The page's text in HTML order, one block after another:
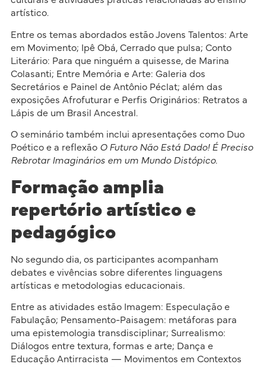
artístico.
Entre os temas abordados estão Jovens Talentos: Arte
em Movimento; Ipê Obá, Cerrado que pulsa; Conto
Literário: Para que ninguém a quisesse, de Marina
Colasanti; Entre Memória e Arte: Galeria dos
Secretários e Painel de Antônio Péclat; além das
exposições Afrofuturar e Perfis Originários: Retratos a
Lápis de um Brasil Ancestral.
O seminário também inclui apresentações como Duo
Poético e a reflexão O Futuro Não Está Dado! É Preciso
Rebrotar Imaginários em um Mundo Distópico.
Formação amplia
repertório artístico e
pedagógico
No segundo dia, os participantes acompanham
debates e vivências sobre diferentes linguagens
artísticas e metodologias educacionais.
Entre as atividades estão Imagem: Especulação e
Fabulação; Pensamento-Paisagem: metáforas para
uma epistemologia transdisciplinar; Surrealismo:
Diálogos entre textura, formas e arte; Dança e
Educação Antirracista — Movimentos em Contextos